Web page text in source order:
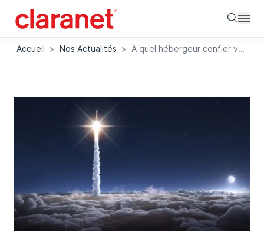
Accueil > Nos Actualités > À quel hébergeur confier votre site web ?